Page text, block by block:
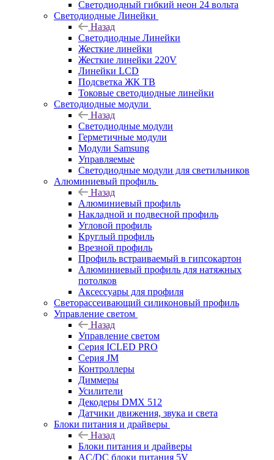
Светодиодный гибкий неон 24 вольта
Светодиодные Линейки
Назад
Светодиодные Линейки
Жесткие линейки
Жесткие линейки 220V
Линейки LCD
Подсветка ЖК ТВ
Токовые светодиодные линейки
Светодиодные модули
Назад
Светодиодные модули
Герметичные модули
Модули Samsung
Управляемые
Светодиодные модули для светильников
Алюминиевый профиль
Назад
Алюминиевый профиль
Накладной и подвесной профиль
Угловой профиль
Круглый профиль
Врезной профиль
Профиль встраиваемый в гипсокартон
Алюминиевый профиль для натяжных
потолков
Аксессуары для профиля
Светорассеивающий силиконовый профиль
Управление светом
Назад
Управление светом
Серия ICLED PRO
Серия JM
Контроллеры
Диммеры
Усилители
Декодеры DMX 512
Датчики движения, звука и света
Блоки питания и драйверы
Назад
Блоки питания и драйверы
AC/DC блоки питания 5V